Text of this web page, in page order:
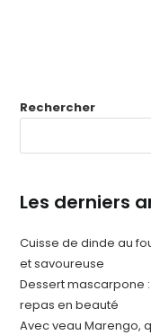
Rechercher
Les derniers
Cuisse de dinde au
et savoureuse
Dessert mascarpone
repas en beauté
Avec veau Marengo,